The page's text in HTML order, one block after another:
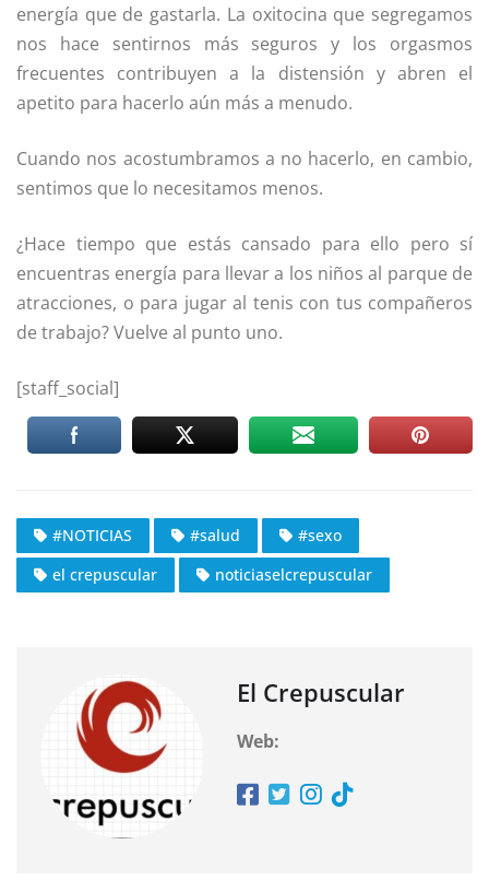
energía que de gastarla. La oxitocina que segregamos
nos hace sentirnos más seguros y los orgasmos
frecuentes contribuyen a la distensión y abren el
apetito para hacerlo aún más a menudo.
Cuando nos acostumbramos a no hacerlo, en cambio,
sentimos que lo necesitamos menos.
¿Hace tiempo que estás cansado para ello pero sí
encuentras energía para llevar a los niños al parque de
atracciones, o para jugar al tenis con tus compañeros
de trabajo? Vuelve al punto uno.
[staff_social]
#NOTICIAS #salud
#sexo
el crepuscular
noticiaselcrepuscular
El Crepuscular
Web: